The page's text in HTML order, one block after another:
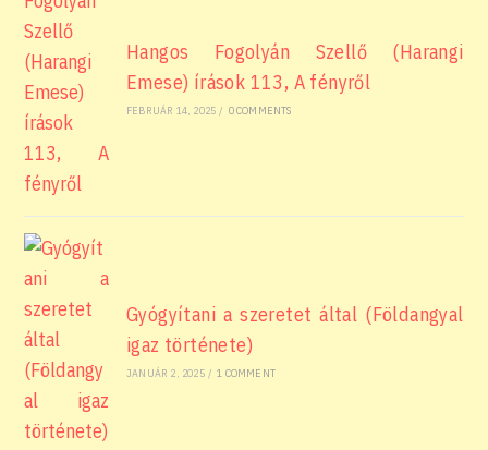
Hangos Fogolyán Szellő (Harangi
Emese) írások 113, A fényről
FEBRUÁR 14, 2025 / 0 COMMENTS
Gyógyítani a szeretet által (Földangyal
igaz története)
JANUÁR 2, 2025 / 1 COMMENT